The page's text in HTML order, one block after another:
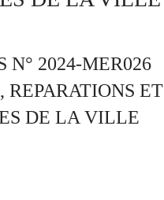
N° 2024-MER026
ET
DE LA VILLE